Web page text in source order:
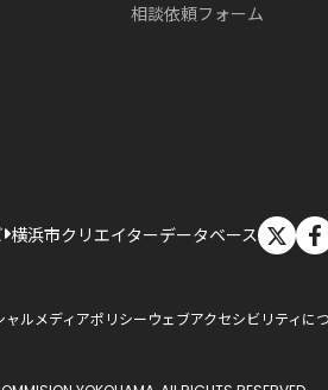
相談依頼フォーム
横浜市クリエイターデータベース
ャルメディアポリシーウェブアクセシビリティに